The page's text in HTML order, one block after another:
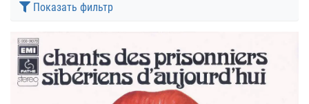
Показать фильтр